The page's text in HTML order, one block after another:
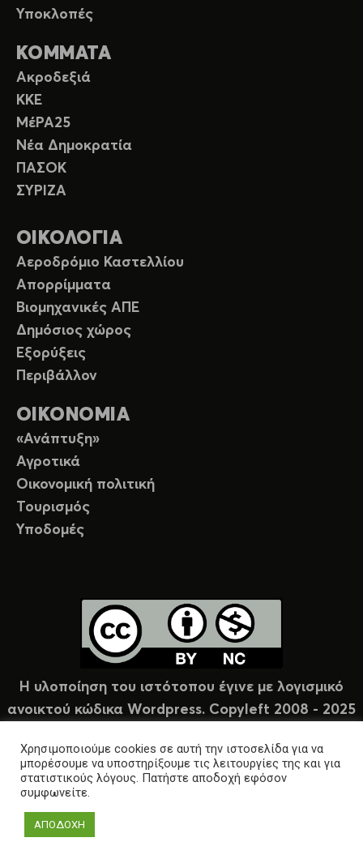
Υποκλοπές
ΚΟΜΜΑΤΑ
Ακροδεξιά
ΚΚΕ
ΜέΡΑ25
Νέα Δημοκρατία
ΠΑΣΟΚ
ΣΥΡΙΖΑ
ΟΙΚΟΛΟΓΙΑ
Αεροδρόμιο Καστελλίου
Απορρίμματα
Βιομηχανικές ΑΠΕ
Δημόσιος χώρος
Εξορύξεις
Περιβάλλον
ΟΙΚΟΝΟΜΙΑ
«Ανάπτυξη»
Αγροτικά
Οικονομική πολιτική
Τουρισμός
Υποδομές
Η υλοποίηση του ιστότοπου έγινε με λογισμικό
ανοικτού κώδικα Wordpress. Copyleft 2008 - 2025
Χρησιμοποιούμε cookies σε αυτή την ιστοσελίδα για να
μπορέσουμε να υποστηρίξουμε τις λειτουργίες της και για
στατιστικούς λόγους. Πατήστε αποδοχή εφόσον
συμφωνείτε.
ΑΠΟΔΟΧΗ